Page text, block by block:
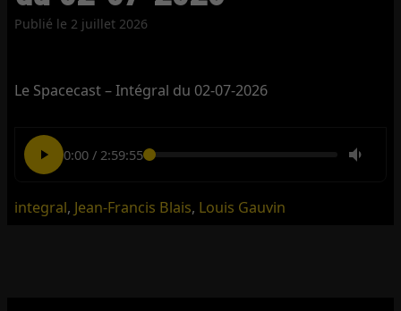
Publié le 2 juillet 2026
Le Spacecast – Intégral du 02-07-2026
0:00/ 2:59:55
integral, Jean-Francis Blais, Louis Gauvin